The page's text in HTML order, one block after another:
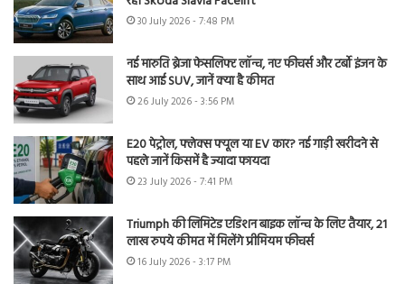
30 July 2026 - 7:48 PM
नई मारुति ब्रेजा फेसलिफ्ट लॉन्च, नए फीचर्स और टर्बो इंजन के
साथ आई SUV, जानें क्या है कीमत
26 July 2026 - 3:56 PM
E20 पेट्रोल, फ्लेक्स फ्यूल या EV कार? नई गाड़ी खरीदने से
पहले जानें किसमें है ज्यादा फायदा
23 July 2026 - 7:41 PM
Triumph की लिमिटेड एडिशन बाइक लॉन्च के लिए तैयार, 21
लाख रुपये कीमत में मिलेंगे प्रीमियम फीचर्स
16 July 2026 - 3:17 PM